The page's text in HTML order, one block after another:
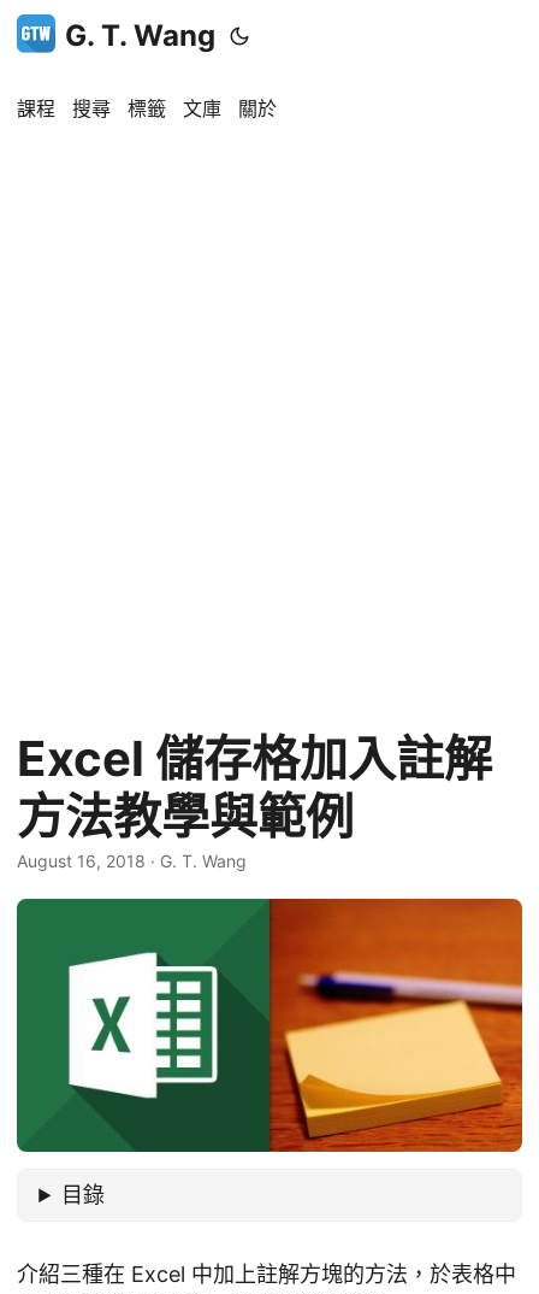
G. T. Wang
課程 搜尋 標籤 文庫 關於
Excel 儲存格加入註解
方法教學與範例
August 16, 2018 · G. T. Wang
目錄
介紹三種在 Excel 中加上註解方塊的方法，於表格中